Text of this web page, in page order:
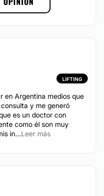
LIFTING
en Argentina medios que
y me generó
es un doctor con
como él son muy
in...Leer más